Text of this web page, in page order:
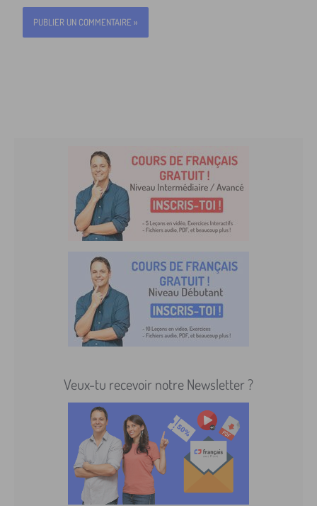
Veux-tu recevoir notre Newsletter ?